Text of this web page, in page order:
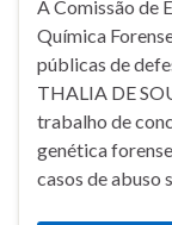
A Comissão de
Química
públicas de
THALIA DE
trabalho de
genética
casos de abuso